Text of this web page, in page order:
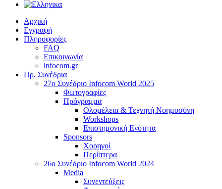
Αρχική
Εγγραφή
Πληροφορίες
FAQ
Επικοινωνία
infocom.gr
Πρ. Συνέδρια
27o Συνέδριο Infocom World 2025
Φωτογραφίες
Πρόγραμμα
Ολομέλεια & Τεχνητή Νοημοσύνη
Workshops
Επιστημονική Ενότητα
Sponsors
Χορηγοί
Περίπτερα
26o Συνέδριο Infocom World 2024
Media
Συνεντεύξεις